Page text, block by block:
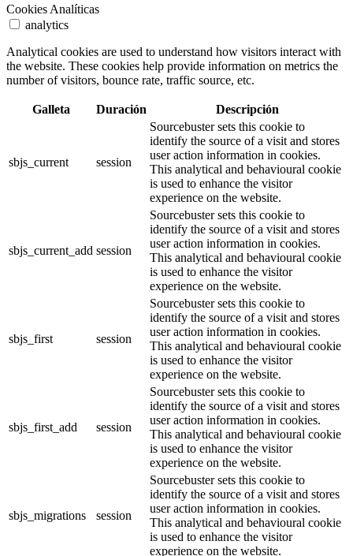
Cookies Analíticas
analytics
Analytical cookies are used to understand how visitors interact with
the website. These cookies help provide information on metrics the
number of visitors, bounce rate, traffic source, etc.
Galleta Duración Descripción
sbjs_current session
Sourcebuster sets this cookie to
identify the source of a visit and stores
user action information in cookies.
This analytical and behavioural cookie
is used to enhance the visitor
experience on the website.
sbjs_current_add session
Sourcebuster sets this cookie to
identify the source of a visit and stores
user action information in cookies.
This analytical and behavioural cookie
is used to enhance the visitor
experience on the website.
sbjs_first session
Sourcebuster sets this cookie to
identify the source of a visit and stores
user action information in cookies.
This analytical and behavioural cookie
is used to enhance the visitor
experience on the website.
sbjs_first_add session
Sourcebuster sets this cookie to
identify the source of a visit and stores
user action information in cookies.
This analytical and behavioural cookie
is used to enhance the visitor
experience on the website.
sbjs_migrations session
Sourcebuster sets this cookie to
identify the source of a visit and stores
user action information in cookies.
This analytical and behavioural cookie
is used to enhance the visitor
experience on the website.